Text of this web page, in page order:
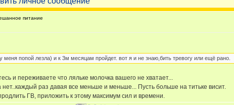
питание
меня попой лезла) и к 3м месяцам пройдет. вот я и не знаю,бить тревогу или ещё рано.
и переживаете что ляльке молочка вашего не хватает...
раз давая все меньше и меньше... Пусть больше на титьке висит.
ГВ, приложить к этому максимум сил и времени.